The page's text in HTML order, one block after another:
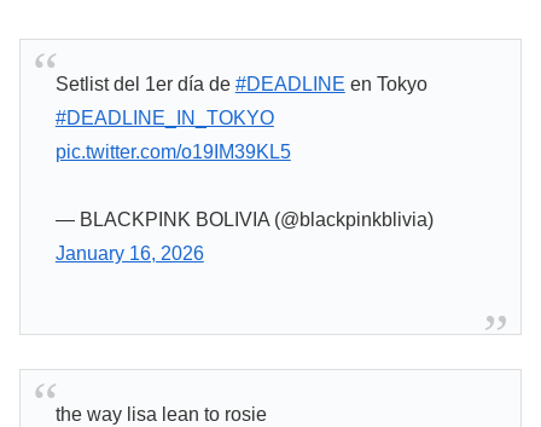
Setlist del 1er día de #DEADLINE en Tokyo
#DEADLINE_IN_TOKYO
pic.twitter.com/o19IM39KL5
— BLACKPINK BOLIVIA (@blackpinkblivia)
January 16, 2026
the way lisa lean to rosie